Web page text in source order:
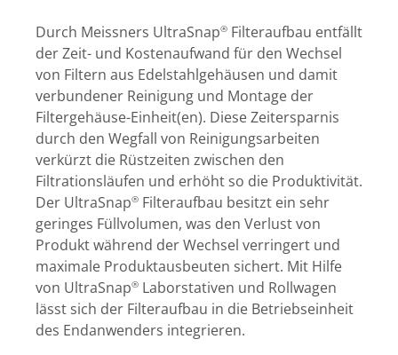
Durch Meissners UltraSnap® Filteraufbau entfällt
der Zeit- und Kostenaufwand für den Wechsel
von Filtern aus Edelstahlgehäusen und damit
verbundener Reinigung und Montage der
Filtergehäuse-Einheit(en). Diese Zeitersparnis
durch den Wegfall von Reinigungsarbeiten
verkürzt die Rüstzeiten zwischen den
Filtrationsläufen und erhöht so die Produktivität.
Der UltraSnap® Filteraufbau besitzt ein sehr
geringes Füllvolumen, was den Verlust von
Produkt während der Wechsel verringert und
maximale Produktausbeuten sichert. Mit Hilfe
von UltraSnap® Laborstativen und Rollwagen
lässt sich der Filteraufbau in die Betriebseinheit
des Endanwenders integrieren.